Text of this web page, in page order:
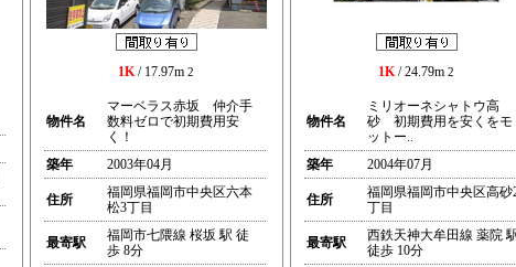
1K/ 17.97m 2
物件名
マーベラス赤坂 仲介手
数料ゼロで初期費用安
く！
築年
2003年04月
住所
福岡県福岡市中央区六本
松3丁目
最寄駅
福岡市七隈線 桜坂 駅 徒
歩 8分
1K/ 24.79m 2
物件名
ミリオーネシャトウ高
砂 初期費用を安くをモ
ットー..
築年
2004年07月
住所
福岡県福岡市中央区高砂
丁目
最寄駅
西鉄天神大牟田線 薬院
徒歩 10分